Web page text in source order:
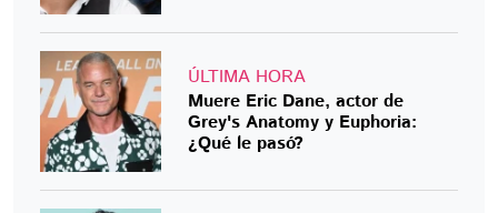
ÚLTIMA HORA
Muere Eric Dane, actor de
Grey's Anatomy y Euphoria:
¿Qué le pasó?